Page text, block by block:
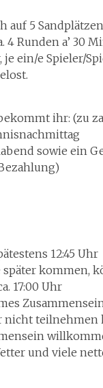
auf 5
4 Runden a’ 30
ein/e Spieler/
ihr: (zu
sowie ein
12:45 Uhr
später kommen,
17:00 Uhr
nicht
und viele